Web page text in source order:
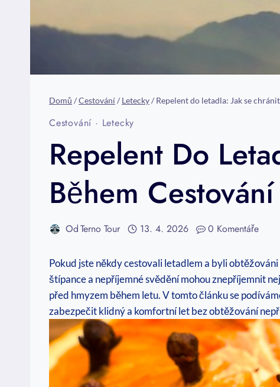
Domů /Cestování/ Letecky/ Repelent do letadla: Jak se
Cestování · Letecky
Repelent Do
Během Cestování
OdTerno Tour 13. 4. 2026 0 Komentáře
Pokud jste někdy cestovali letadlem a byli
štípance a nepříjemné svědění mohou znepříjemnit
před hmyzem během letu. V tomto článku se
zabezpečit klidný a komfortní let bez obtěžování